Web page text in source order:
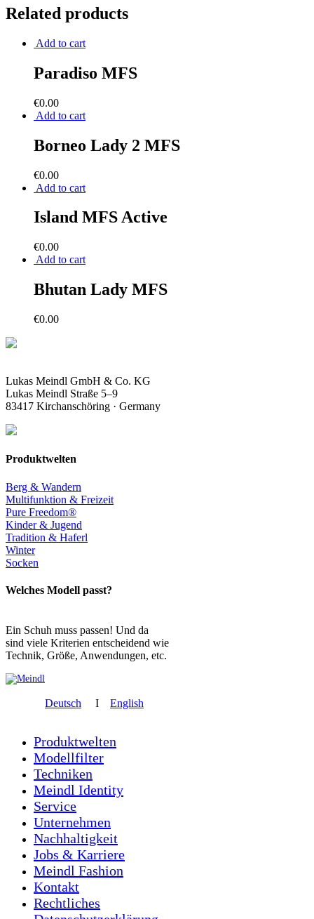
Related products
Add to cart
Paradiso MFS
€0.00
Add to cart
Borneo Lady 2 MFS
€0.00
Add to cart
Island MFS Active
€0.00
Add to cart
Bhutan Lady MFS
€0.00
Lukas Meindl GmbH & Co. KG
Lukas Meindl Straße 5–9
83417 Kirchanschöring · Germany
Produktwelten
Berg & Wandern
Multifunktion & Freizeit
Pure Freedom®
Kinder & Jugend
Tradition & Haferl
Winter
Socken
Welches Modell passt?
Ein Schuh muss passen! Und da
sind viele Kriterien entscheidend wie
Technik, Größe, Anwendungen, etc.
Deutsch I English
Produktwelten
Modellfilter
Techniken
Meindl Identity
Service
Unternehmen
Nachhaltigkeit
Jobs & Karriere
Meindl Fashion
Kontakt
Rechtliches